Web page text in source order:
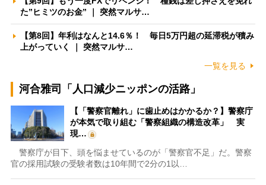
た”ヒミツのお金” ｜ 突然マルサ…
【第8回】年利はなんと14.6％！ 毎日5万円超の延滞税が積み
上がっていく ｜ 突然マルサ…
一覧を見る
河合雅司「人口減少ニッポンの活路」
【「警察官離れ」に歯止めはかかるか？】警察庁
が本気で取り組む「警察組織の構造改革」 実
現…
警察庁が目下、頭を悩ませているのが「警察官不足」だ。警察
官の採用試験の受験者数は10年間で2分の1以…